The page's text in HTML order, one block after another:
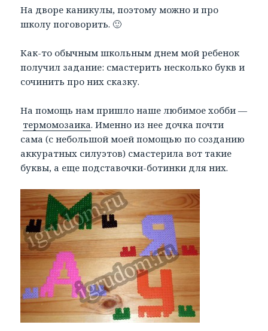
На дворе каникулы, поэтому можно и про
школу поговорить. 🙂
Как-то обычным школьным днем мой ребенок
получил задание: смастерить несколько букв и
сочинить про них сказку.
На помощь нам пришло наше любимое хобби —
термомозаика. Именно из нее дочка почти
сама (с небольшой моей помощью по созданию
аккуратных силуэтов) смастерила вот такие
буквы, а еще подставочки-ботинки для них.